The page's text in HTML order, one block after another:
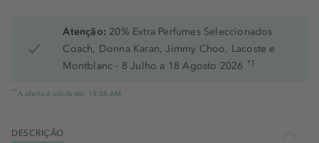
Atenção: 20% Extra Perfumes Seleccionados
Coach, Donna Karan, Jimmy Choo, Lacoste e
Montblanc - 8 Julho a 18 Agosto 2026 *1
*1 A oferta é válida até: 19.08.AM
DESCRIÇÃO